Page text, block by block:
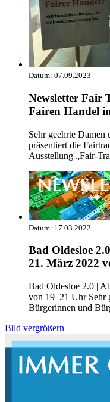
Datum: 07.09.2023
Newsletter Fair
Fairen Handel
Sehr geehrte
präsentiert die
Ausstellung „Fair-
Datum: 17.03.2022
Bad Oldesloe
21. März 2022
Bad Oldesloe 2.0 |
von 19–21 Uhr Sehr
Bürgerinnen und
Bild vergrößern